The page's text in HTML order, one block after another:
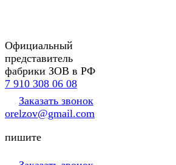
Официальный
представитель
фабрики ЗОВ в РФ
7 910 308 06 08
Заказать звонок
orelzov@gmail.com
пишите